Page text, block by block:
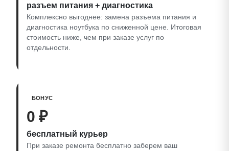
разъем питания + диагностика
Комплексно выгоднее: замена разъема питания и
диагностика ноутбука по сниженной цене. Итоговая
стоимость ниже, чем при заказе услуг по
отдельности.
БОНУС
0 ₽
бесплатный курьер
При заказе ремонта бесплатно заберем ваш